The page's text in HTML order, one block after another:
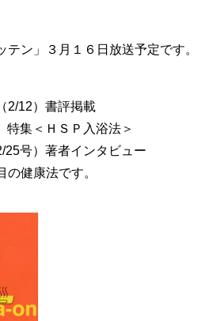
テン」３月１６日放送予定です。
2/12）書評掲載
特集＜ＨＳＰ入浴法＞
25号）著者インタビュー
の健康法です。